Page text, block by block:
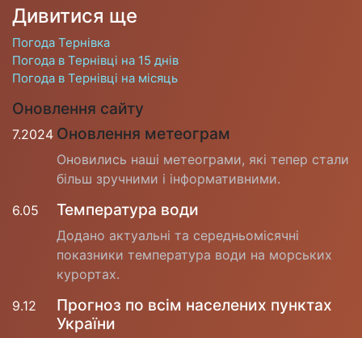
Дивитися ще
Погода Тернівка
Погода в Тернівці на 15 днів
Погода в Тернівці на місяць
Оновлення сайту
7.2024 Оновлення метеограм
Оновились наші метеограми, які тепер стали
більш зручними і інформативними.
6.05
Температура води
Додано актуальні та середньомісячні
показники температура води на морських
курортах.
9.12
Прогноз по всім населених пунктах
України